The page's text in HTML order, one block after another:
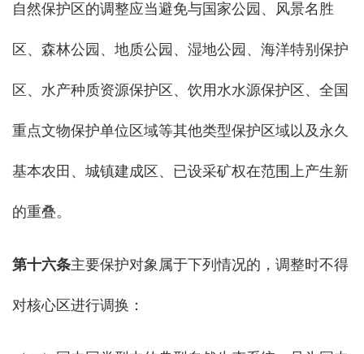
自然保护区的调整应当避免与国家公园、风景名胜
区、森林公园、地质公园、湿地公园、海洋特别保护
区、水产种质资源保护区、饮用水水源保护区、全国
重点文物保护单位区域等其他类型保护区域以及永久
基本农田、城镇建成区、已设采矿权在范围上产生新
的重叠。
第十六条主要保护对象属于下列情况的，调整时不得
对核心区进行调换：